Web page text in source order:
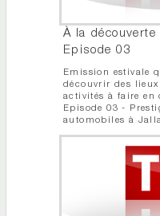
À la
Episode 03
Emission estivale
découvrir des
activités à faire en
Episode 03 -
automobiles à